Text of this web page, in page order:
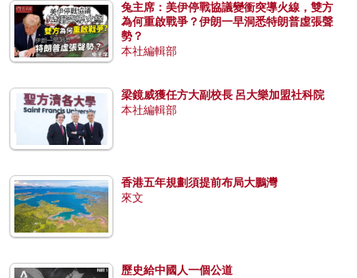
兔主席：美伊停戰協議變衝突導火線，雙方
為何重啟戰爭？伊朗一早洞悉特朗普虛張聲
勢？
本社編輯部
梁鏡威獲任方大副校長 呂大樂加盟社科院
本社編輯部
香港五年規劃須提前布局大鵬灣
來文
歷史給中國人一個公道